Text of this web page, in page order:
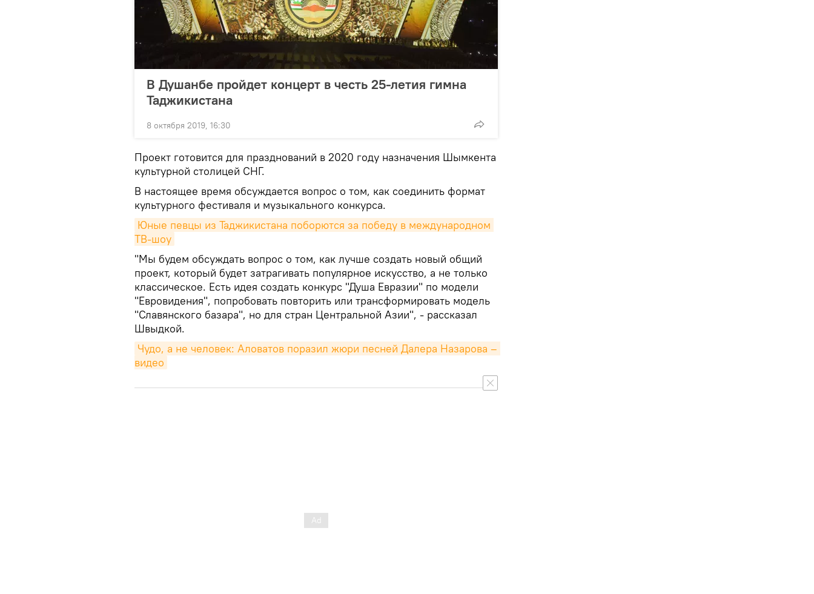
В Душанбе пройдет концерт в честь 25-летия гимна
Таджикистана
8 октября 2019, 16:30
Проект готовится для празднований в 2020 году назначения Шымкента
культурной столицей СНГ.
В настоящее время обсуждается вопрос о том, как соединить формат
культурного фестиваля и музыкального конкурса.
Юные певцы из Таджикистана поборются за победу в международном
ТВ-шоу
"Мы будем обсуждать вопрос о том, как лучше создать новый общий
проект, который будет затрагивать популярное искусство, а не только
классическое. Есть идея создать конкурс "Душа Евразии" по модели
"Евровидения", попробовать повторить или трансформировать модель
"Славянского базара", но для стран Центральной Азии", - рассказал
Швыдкой.
Чудо, а не человек: Аловатов поразил жюри песней Далера Назарова –
видео